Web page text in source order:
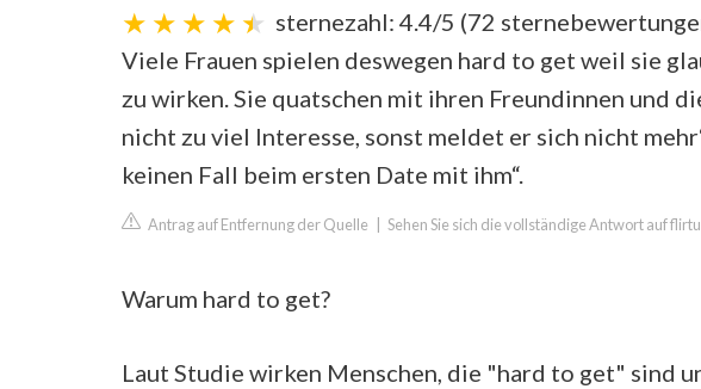
sternezahl: 4.4/5 (72
Viele Frauen spielen deswegen hard to get weil sie
zu wirken. Sie quatschen mit ihren Freundinnen und
nicht zu viel Interesse, sonst meldet er sich nicht
keinen Fall beim ersten Date mit ihm“.
Antrag auf Entfernung der Quelle Sehen Sie sich die vollständige Antwort auf
Warum hard to get?
Laut Studie wirken Menschen, die "hard to get" sind